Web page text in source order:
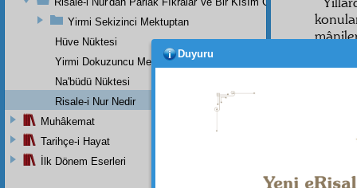
Yirmi Sekizinci Mektuptan
Hüve Nüktesi
Yirmi Dokuzuncu Mektubun Beşinci Risale Olan Beşinci Kısmı
Na'büdü Nüktesi
Risale-i Nur Nedir
Muhâkemat
Tarihçe-i Hayat
İlk Dönem Eserleri
Duyuru